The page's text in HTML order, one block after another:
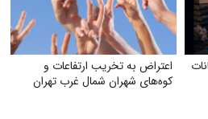
اعتراض به تخریب ارتفاعات و
کوه‌های شهران شمال غرب تهران